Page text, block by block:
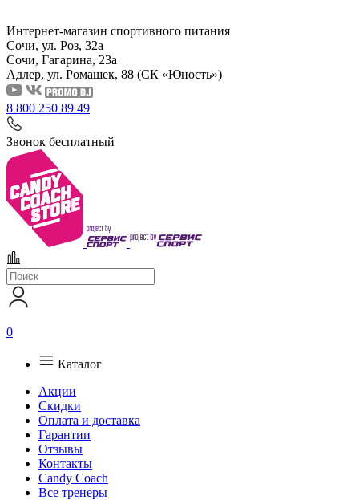
Интернет-магазин спортивного питания
Сочи, ул. Роз, 32а
Сочи, Гагарина, 23а
Адлер, ул. Ромашек, 88 (СК «Юность»)
8 800 250 89 49
Звонок бесплатный
0
Каталог
Акции
Скидки
Оплата и доставка
Гарантии
Отзывы
Контакты
Candy Coach
Все тренеры